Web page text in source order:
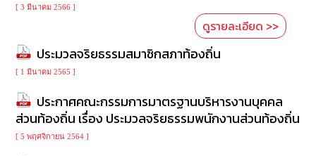
[ 3 มีนาคม 2566 ]
ดูรายละเอียด >>
ประมวลจริยธรรมสมาชิกสภาท้องถิ่น
[ 1 มีนาคม 2565 ]
ประกาศคณะกรรมการมาตรฐานบริหารงานบุคคล
ส่วนท้องถิ่น เรื่อง ประมวลจริยธรรมพนักงานส่วนท้องถิ่น
[ 5 พฤศจิกายน 2564 ]